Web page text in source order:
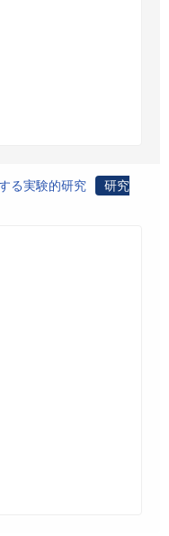
る実験的研究
研究